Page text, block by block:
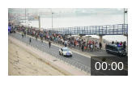
00:00